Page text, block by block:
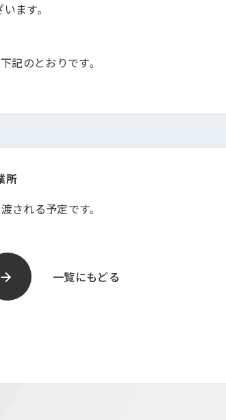
ます。
記のとおりです。
所
される予定です。
一覧にもどる